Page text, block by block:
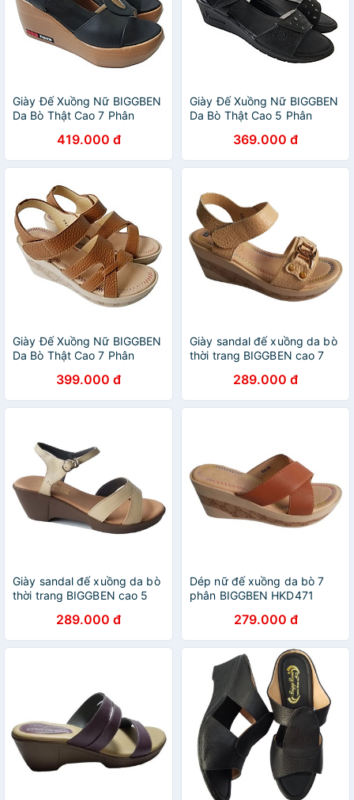
Giày Đế Xuồng Nữ BIGGBEN
Da Bò Thật Cao 7 Phân
419.000 đ
Giày Đế Xuồng Nữ BIGGBEN
Da Bò Thật Cao 5 Phân
369.000 đ
Giày Đế Xuồng Nữ BIGGBEN
Da Bò Thật Cao 7 Phân
399.000 đ
Giày sandal đế xuồng da bò
thời trang BIGGBEN cao 7
289.000 đ
Giày sandal đế xuồng da bò
thời trang BIGGBEN cao 5
289.000 đ
Dép nữ đế xuồng da bò 7
phân BIGGBEN HKD471
279.000 đ